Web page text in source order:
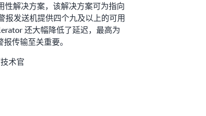
性解决方案，该解决方案可为指向
报发送机提供四个九及以上的可用
还大幅降低了延迟，最高为
传输至关重要。
术官